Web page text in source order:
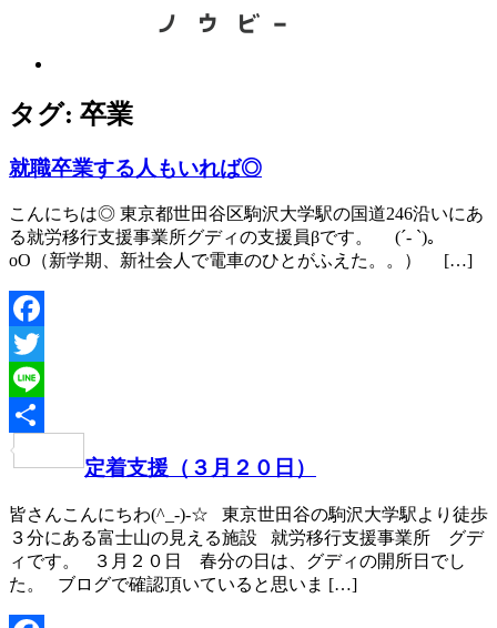
タグ: 卒業
就職卒業する人もいれば◎
こんにちは◎ 東京都世田谷区駒沢大学駅の国道246沿いにあ
る就労移行支援事業所グディの支援員βです。 (´- `)｡
oO（新学期、新社会人で電車のひとがふえた。。） […]
Facebook
Twitter
Line
定着支援（３月２０日）
皆さんこんにちわ(^_-)-☆ 東京世田谷の駒沢大学駅より徒歩
３分にある富士山の見える施設 就労移行支援事業所 グデ
ィです。 ３月２０日 春分の日は、グディの開所日でし
た。 ブログで確認頂いていると思いま […]